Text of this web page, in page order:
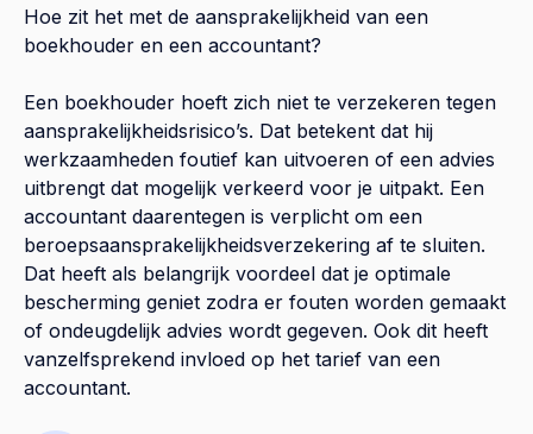
Hoe zit het met de aansprakelijkheid van een
boekhouder en een accountant?
Een boekhouder hoeft zich niet te verzekeren tegen
aansprakelijkheidsrisico’s. Dat betekent dat hij
werkzaamheden foutief kan uitvoeren of een advies
uitbrengt dat mogelijk verkeerd voor je uitpakt. Een
accountant daarentegen is verplicht om een
beroepsaansprakelijkheidsverzekering af te sluiten.
Dat heeft als belangrijk voordeel dat je optimale
bescherming geniet zodra er fouten worden gemaakt
of ondeugdelijk advies wordt gegeven. Ook dit heeft
vanzelfsprekend invloed op het tarief van een
accountant.